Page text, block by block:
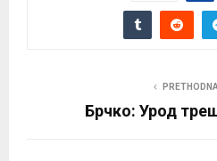
Брчко: Урод